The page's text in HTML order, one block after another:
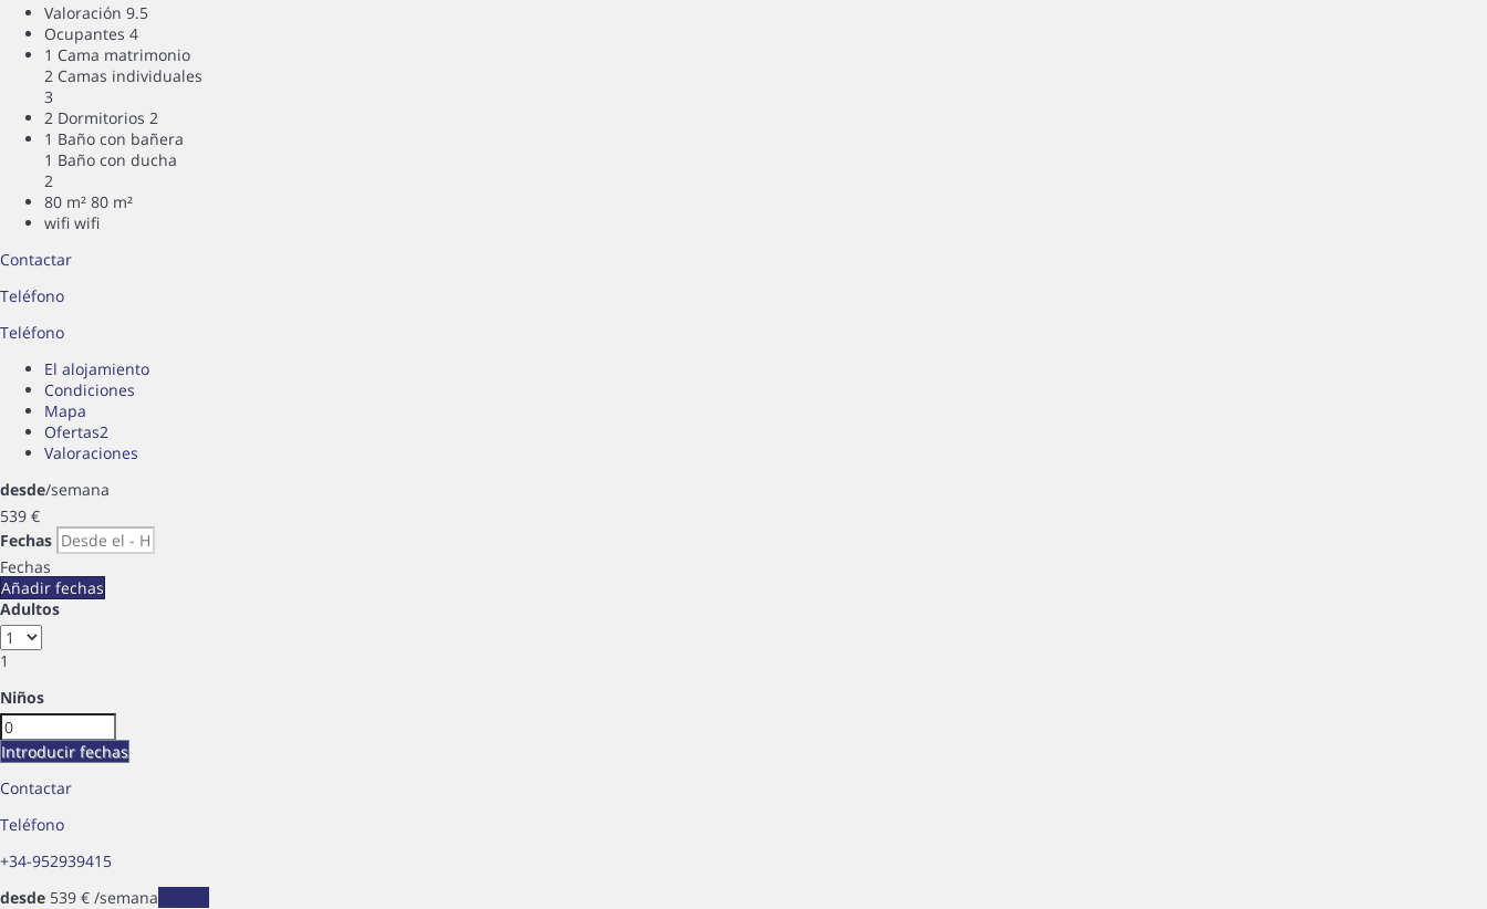
Valoración 9.5
Ocupantes 4
1 Cama matrimonio
2 Camas individuales
3
2 Dormitorios 2
1 Baño con bañera
1 Baño con ducha
2
80 m² 80 m²
wifi wifi
Contactar
Teléfono
Teléfono
El alojamiento
Condiciones
Mapa
Ofertas2
Valoraciones
desde/semana
539 €
Fechas
Fechas
Añadir fechas
Adultos
1
Niños
Introducir fechas
Contactar
Teléfono
+34-952939415
desde 539 € /semana